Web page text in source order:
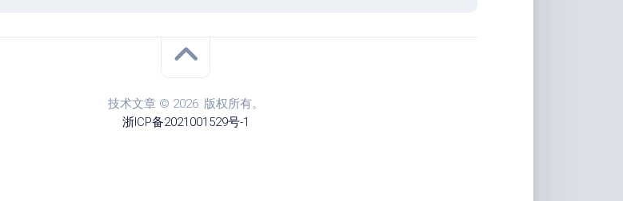
技术文章 © 2026. 版权所有。
浙ICP备2021001529号-1